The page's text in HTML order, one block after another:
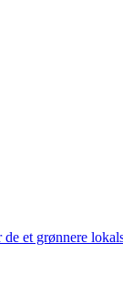
et grønnere